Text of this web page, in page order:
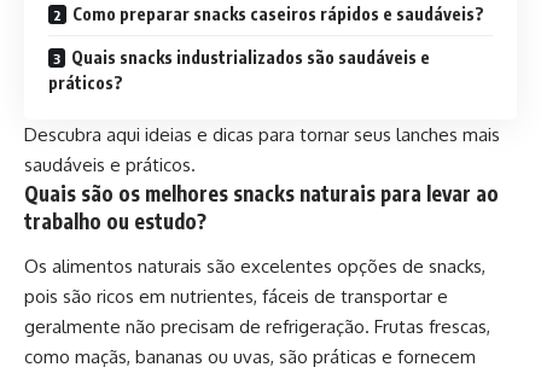
Como preparar snacks caseiros rápidos e saudáveis?
Quais snacks industrializados são saudáveis e
práticos?
Descubra aqui ideias e dicas para tornar seus lanches mais
saudáveis e práticos.
Quais são os melhores snacks naturais para levar ao
trabalho ou estudo?
Os alimentos naturais são excelentes opções de snacks,
pois são ricos em nutrientes, fáceis de transportar e
geralmente não precisam de refrigeração. Frutas frescas,
como maçãs, bananas ou uvas, são práticas e fornecem